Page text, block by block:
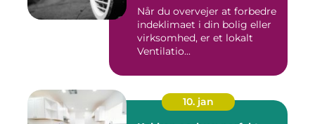
Når du overvejer at forbedre
indeklimaet i din bolig eller
virksomhed, er et lokalt
Ventilatio...
10. jan